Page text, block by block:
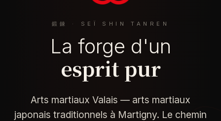
鍛錬 · SEÏ SHIN TANREN
La forge d'un
esprit pur
Arts martiaux Valais — arts martiaux
japonais traditionnels à Martigny. Le chemin